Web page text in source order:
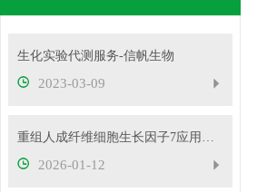
生化实验代测服务-信帆生物
2023-03-09
重组人成纤维细胞生长因子7应用领域
2026-01-12